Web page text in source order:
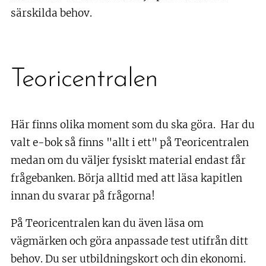
särskilda behov.
Teoricentralen
Här finns olika moment som du ska göra. Har du
valt e-bok så finns "allt i ett" på Teoricentralen
medan om du väljer fysiskt material endast får
frågebanken. Börja alltid med att läsa kapitlen
innan du svarar på frågorna!
På Teoricentralen kan du även läsa om
vägmärken och göra anpassade test utifrån ditt
behov. Du ser utbildningskort och din ekonomi.